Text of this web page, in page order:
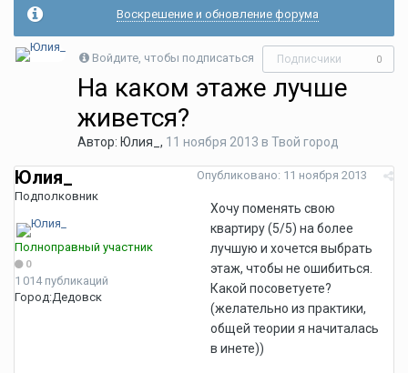
Воскрешение и обновление форума
Войдите, чтобы подписаться Подписчики 0
На каком этаже лучше
живется?
Автор: Юлия_ , 11 ноября 2013 в Твой город
Юлия_
Подполковник
Полноправный участник
0
1 014 публикаций
Город:Дедовск
Опубликовано: 11 ноября 2013
Хочу поменять свою
квартиру (5/5) на более
лучшую и хочется выбрать
этаж, чтобы не ошибиться.
Какой посоветуете?
(желательно из практики,
общей теории я начиталась
в инете))